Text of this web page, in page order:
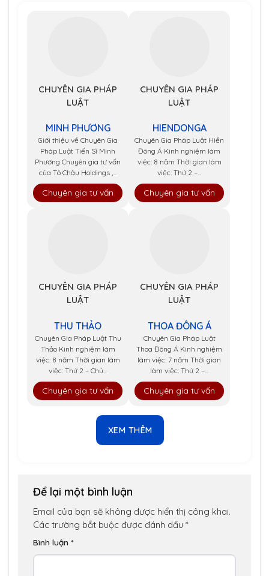
CHUYÊN GIA PHÁP
LUẬT
MINH PHƯƠNG
Giới thiệu về Chuyên Gia
Pháp Luật Tiến Sĩ Minh
Phương Chuyên gia tư vấn
của Tô Châu Holdings ,...
Chuyên gia tư vấn
CHUYÊN GIA PHÁP
LUẬT
HIENDONGA
Chuyên Gia Pháp Luật Hiền
Đông Á Kinh nghiệm làm
việc: 8 năm Thời gian làm
việc: Thứ 2 –...
Chuyên gia tư vấn
CHUYÊN GIA PHÁP
LUẬT
THU THẢO
Chuyên Gia Pháp Luật Thu
Thảo Kinh nghiệm làm
việc: 8 năm Thời gian làm
việc: Thứ 2 – Chủ...
Chuyên gia tư vấn
CHUYÊN GIA PHÁP
LUẬT
THOA ĐÔNG Á
Chuyên Gia Pháp Luật
Thoa Đông Á Kinh nghiệm
làm việc: 7 năm Thời gian
làm việc: Thứ 2 –...
Chuyên gia tư vấn
XEM THÊM
Để lại một bình luận
Email của bạn sẽ không được hiển thị công khai.
Các trường bắt buộc được đánh dấu *
Bình luận *